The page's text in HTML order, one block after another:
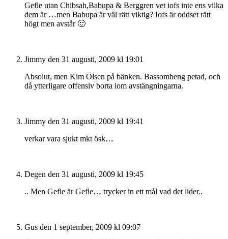
Gefle utan Chibsah,Babupa & Berggren vet iofs inte ens vilka
dem är …men Babupa är väl rätt viktig? Iofs är oddset rätt
högt men avstår 🙂
Jimmy den 31 augusti, 2009 kl 19:01
Absolut, men Kim Olsen på bänken. Bassombeng petad, och
då ytterligare offensiv borta iom avstängningarna.
Jimmy den 31 augusti, 2009 kl 19:41
verkar vara sjukt mkt ösk…
Degen den 31 augusti, 2009 kl 19:45
.. Men Gefle är Gefle… trycker in ett mål vad det lider..
Gus den 1 september, 2009 kl 09:07